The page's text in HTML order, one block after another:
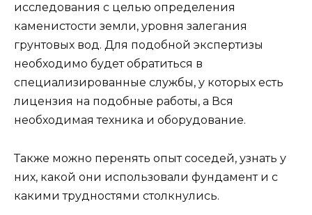
исследования с целью определения
каменистости земли, уровня залегания
грунтовых вод. Для подобной экспертизы
необходимо будет обратиться в
специализированные службы, у которых есть
лицензия на подобные работы, а Вся
необходимая техника и оборудование.
Также можно перенять опыт соседей, узнать у
них, какой они использовали фундамент и с
какими трудностями столкнулись.